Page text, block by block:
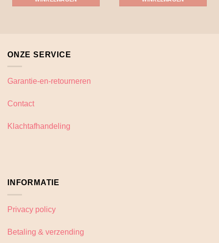
ONZE SERVICE
Garantie-en-retourneren
Contact
Klachtafhandeling
INFORMATIE
Privacy policy
Betaling & verzending